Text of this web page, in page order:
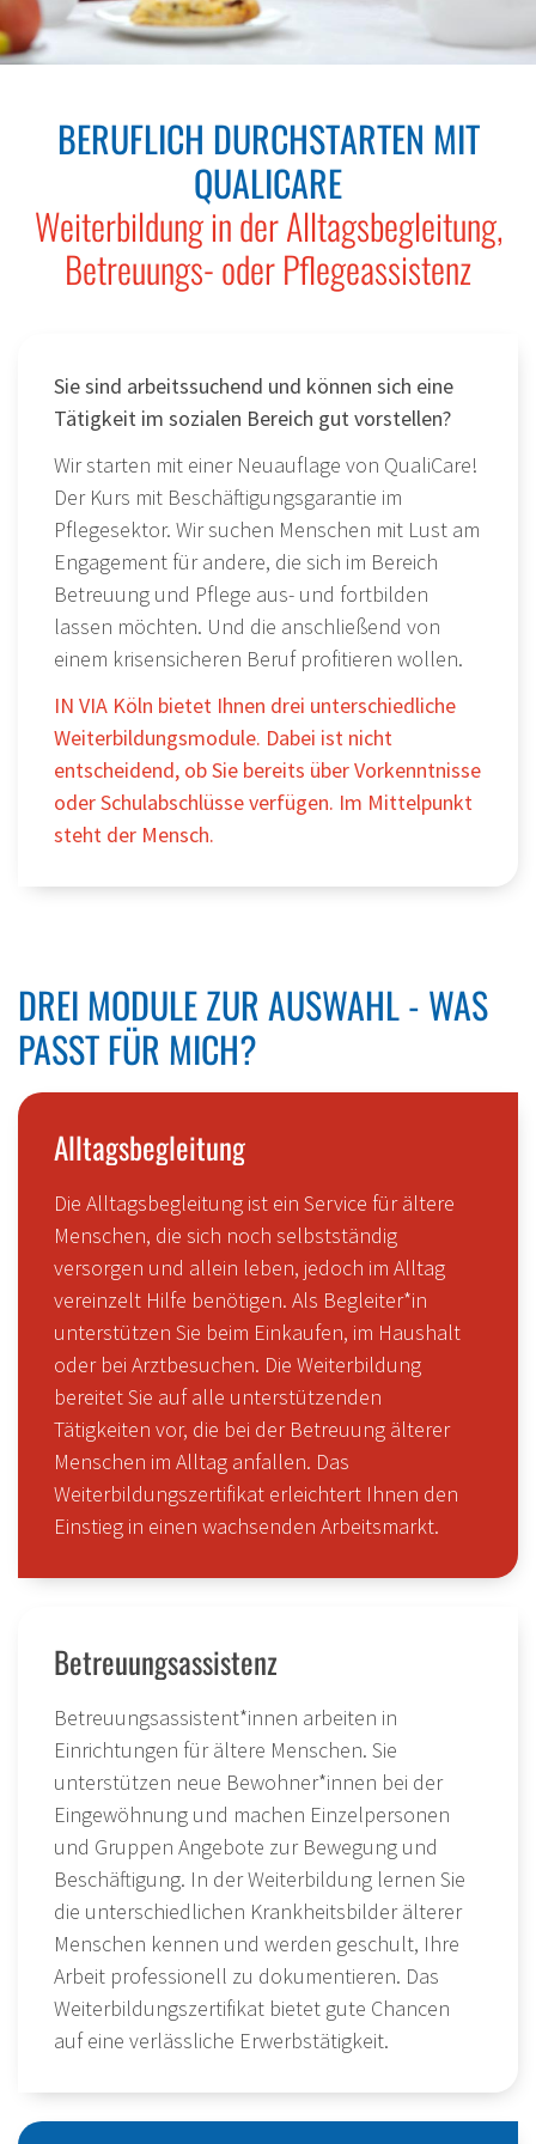
BERUFLICH DURCHSTARTEN MIT
QUALICARE
Weiterbildung in der Alltagsbegleitung,
Betreuungs- oder Pflegeassistenz
Sie sind arbeitssuchend und können sich eine
Tätigkeit im sozialen Bereich gut vorstellen?
Wir starten mit einer Neuauflage von QualiCare!
Der Kurs mit Beschäftigungsgarantie im
Pflegesektor. Wir suchen Menschen mit Lust am
Engagement für andere, die sich im Bereich
Betreuung und Pflege aus- und fortbilden
lassen möchten. Und die anschließend von
einem krisensicheren Beruf profitieren wollen.
IN VIA Köln bietet Ihnen drei unterschiedliche
Weiterbildungsmodule. Dabei ist nicht
entscheidend, ob Sie bereits über Vorkenntnisse
oder Schulabschlüsse verfügen. Im Mittelpunkt
steht der Mensch.
DREI MODULE ZUR AUSWAHL - WAS
PASST FÜR MICH?
Alltagsbegleitung
Die Alltagsbegleitung ist ein Service für ältere
Menschen, die sich noch selbstständig
versorgen und allein leben, jedoch im Alltag
vereinzelt Hilfe benötigen. Als Begleiter*in
unterstützen Sie beim Einkaufen, im Haushalt
oder bei Arztbesuchen. Die Weiterbildung
bereitet Sie auf alle unterstützenden
Tätigkeiten vor, die bei der Betreuung älterer
Menschen im Alltag anfallen. Das
Weiterbildungszertifikat erleichtert Ihnen den
Einstieg in einen wachsenden Arbeitsmarkt.
Betreuungsassistenz
Betreuungsassistent*innen arbeiten in
Einrichtungen für ältere Menschen. Sie
unterstützen neue Bewohner*innen bei der
Eingewöhnung und machen Einzelpersonen
und Gruppen Angebote zur Bewegung und
Beschäftigung. In der Weiterbildung lernen Sie
die unterschiedlichen Krankheitsbilder älterer
Menschen kennen und werden geschult, Ihre
Arbeit professionell zu dokumentieren. Das
Weiterbildungszertifikat bietet gute Chancen
auf eine verlässliche Erwerbstätigkeit.